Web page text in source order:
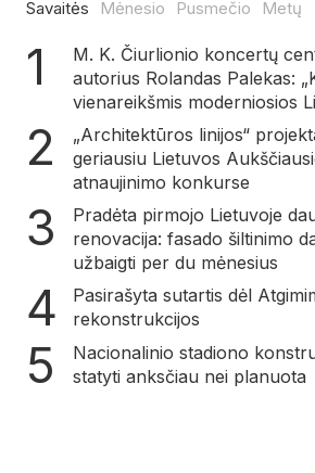
Savaitės Mėnesio Pusmečio Metų
M. K. Čiurlionio koncertų
autorius Rolandas Palekas:
vienareikšmis moderniosios
„Architektūros linijos“
geriausiu Lietuvos
atnaujinimo konkurse
Pradėta pirmojo Lietuvoje
renovacija: fasado šiltinimo
užbaigti per du mėnesius
Pasirašyta sutartis dėl
rekonstrukcijos
Nacionalinio stadiono
statyti anksčiau nei planuota